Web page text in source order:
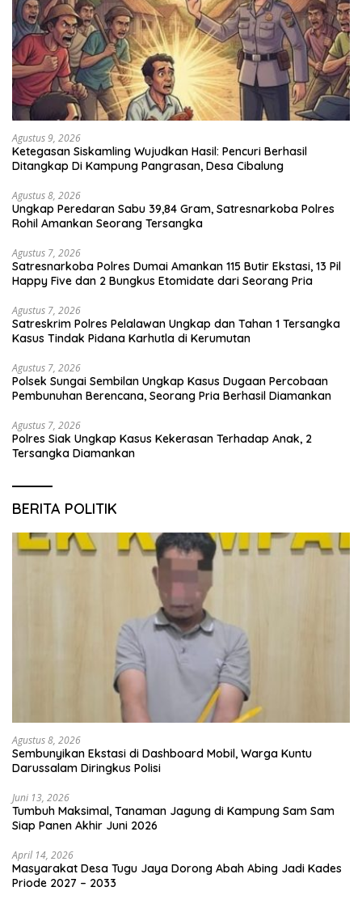
Agustus 9, 2026
Ketegasan Siskamling Wujudkan Hasil: Pencuri Berhasil
Ditangkap Di Kampung Pangrasan, Desa Cibalung
Agustus 8, 2026
Ungkap Peredaran Sabu 39,84 Gram, Satresnarkoba Polres
Rohil Amankan Seorang Tersangka
Agustus 7, 2026
Satresnarkoba Polres Dumai Amankan 115 Butir Ekstasi, 13 Pil
Happy Five dan 2 Bungkus Etomidate dari Seorang Pria
Agustus 7, 2026
Satreskrim Polres Pelalawan Ungkap dan Tahan 1 Tersangka
Kasus Tindak Pidana Karhutla di Kerumutan
Agustus 7, 2026
Polsek Sungai Sembilan Ungkap Kasus Dugaan Percobaan
Pembunuhan Berencana, Seorang Pria Berhasil Diamankan
Agustus 7, 2026
Polres Siak Ungkap Kasus Kekerasan Terhadap Anak, 2
Tersangka Diamankan
BERITA POLITIK
Agustus 8, 2026
Sembunyikan Ekstasi di Dashboard Mobil, Warga Kuntu
Darussalam Diringkus Polisi
Juni 13, 2026
Tumbuh Maksimal, Tanaman Jagung di Kampung Sam Sam
Siap Panen Akhir Juni 2026
April 14, 2026
Masyarakat Desa Tugu Jaya Dorong Abah Abing Jadi Kades
Priode 2027 – 2033